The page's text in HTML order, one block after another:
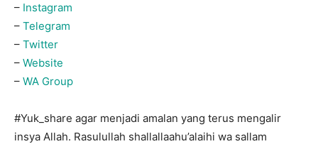
– Instagram
– Telegram
– Twitter
– Website
– WA Group
#Yuk_share agar menjadi amalan yang terus mengalir
insya Allah. Rasulullah shallallaahu’alaihi wa sallam